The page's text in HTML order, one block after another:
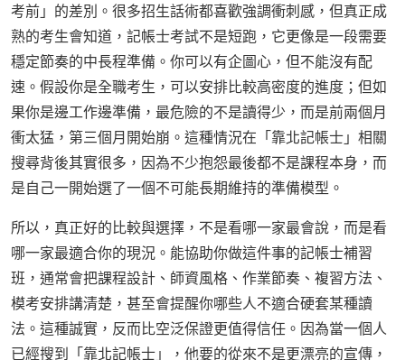
考前」的差別。很多招生話術都喜歡強調衝刺感，但真正成
熟的考生會知道，記帳士考試不是短跑，它更像是一段需要
穩定節奏的中長程準備。你可以有企圖心，但不能沒有配
速。假設你是全職考生，可以安排比較高密度的進度；但如
果你是邊工作邊準備，最危險的不是讀得少，而是前兩個月
衝太猛，第三個月開始崩。這種情況在「靠北記帳士」相關
搜尋背後其實很多，因為不少抱怨最後都不是課程本身，而
是自己一開始選了一個不可能長期維持的準備模型。
所以，真正好的比較與選擇，不是看哪一家最會說，而是看
哪一家最適合你的現況。能協助你做這件事的記帳士補習
班，通常會把課程設計、師資風格、作業節奏、複習方法、
模考安排講清楚，甚至會提醒你哪些人不適合硬套某種讀
法。這種誠實，反而比空泛保證更值得信任。因為當一個人
已經搜到「靠北記帳士」，他要的從來不是更漂亮的宣傳，